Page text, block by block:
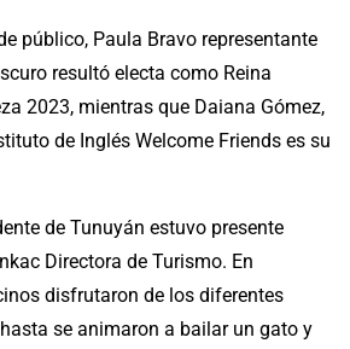
público, Paula Bravo representante
resultó electa como Reina
2023, mientras que Daiana Gómez,
de Inglés Welcome Friends es su
de Tunuyán estuvo presente
Directora de Turismo. En
disfrutaron de los diferentes
se animaron a bailar un gato y